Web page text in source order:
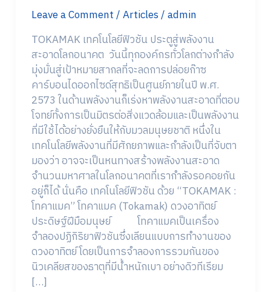
Leave a Comment/Articles/admin
TOKAMAK เทคโนโลยีฟิวชัน ประตูสู่พลังงาน
สะอาดโลกอนาคต วันนี้ทุกองค์กรทั่วโลกต่างกำลัง
มุ่งมั่นสู่เป้าหมายสากลที่จะลดการปล่อยก๊าซ
คาร์บอนไดออกไซด์สุทธิเป็นศูนย์ภายในปี พ.ศ.
2573 ในด้านพลังงานก็เร่งหาพลังงานสะอาดที่ตอบ
โจทย์ทั้งการเป็นมิตรต่อสิ่งแวดล้อมและเป็นพลังงาน
ที่มีใช้ได้อย่างยั่งยืนให้กับมวลมนุษยชาติ หนึ่งใน
เทคโนโลยีพลังงานที่มีศักยภาพและกำลังเป็นที่จับตา
มองว่า อาจจะเป็นหนทางสร้างพลังงานสะอาด
จำนวนมหาศาลในโลกอนาคตที่เรากำลังรอคอยกัน
อยู่ก็ได้ นั่นคือ เทคโนโลยีฟิวชัน ด้วย “TOKAMAK :
โทคาแมค” โทคาแมค (Tokamak) ดวงอาทิตย์
ประดิษฐ์ฝีมือมนุษย์ โทคาแมคเป็นเครื่อง
จำลองปฏิกิริยาฟิวชันซึ่งเลียนแบบการทำงานของ
ดวงอาทิตย์ โดยเป็นการจำลองการรวมกันของ
นิวเคลียสของธาตุที่มีน้ำหนักเบา อย่างดิวทีเรียม
[…]